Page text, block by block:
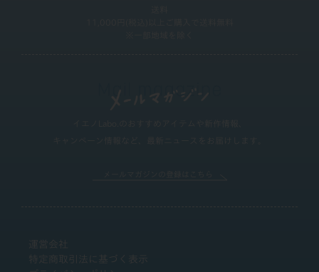
運営会社
特定商取引法に基づく表示